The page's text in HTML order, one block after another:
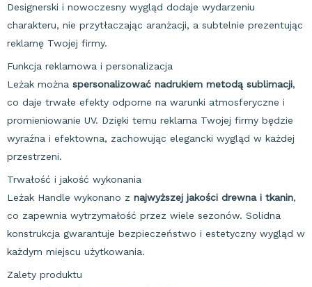
Designerski i nowoczesny wygląd dodaje wydarzeniu
charakteru, nie przytłaczając aranżacji, a subtelnie prezentując
reklamę Twojej firmy.
Funkcja reklamowa i personalizacja
Leżak można spersonalizować nadrukiem metodą sublimacji,
co daje trwałe efekty odporne na warunki atmosferyczne i
promieniowanie UV. Dzięki temu reklama Twojej firmy będzie
wyraźna i efektowna, zachowując elegancki wygląd w każdej
przestrzeni.
Trwałość i jakość wykonania
Leżak Handle wykonano z najwyższej jakości drewna i tkanin,
co zapewnia wytrzymałość przez wiele sezonów. Solidna
konstrukcja gwarantuje bezpieczeństwo i estetyczny wygląd w
każdym miejscu użytkowania.
Zalety produktu